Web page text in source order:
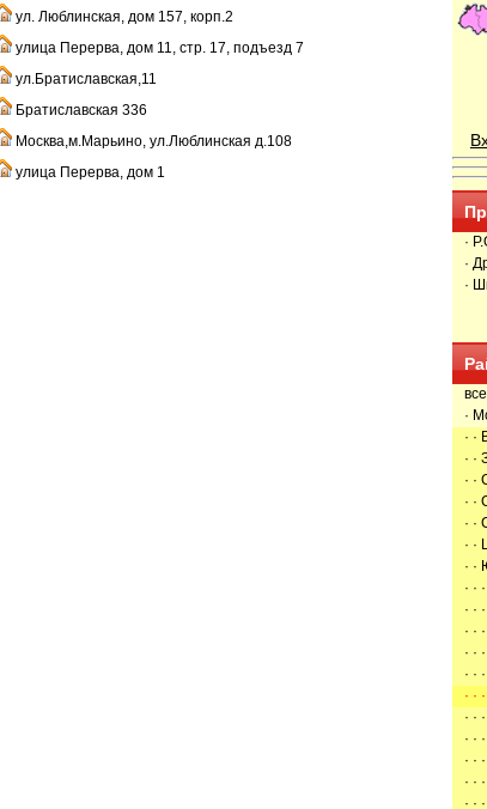
ул. Люблинская, дом 157, корп.2
улица Перерва, дом 11, стр. 17, подъезд 7
ул.Братиславская,11
Братиславская 336
Москва,м.Марьино, ул.Люблинская д.108
улица Перерва, дом 1
·
·
·
все
·
· ·
·
·
·
·
·
·
·
· ·
· ·
· ·
· ·
· ·
· ·
· ·
· ·
· ·
·